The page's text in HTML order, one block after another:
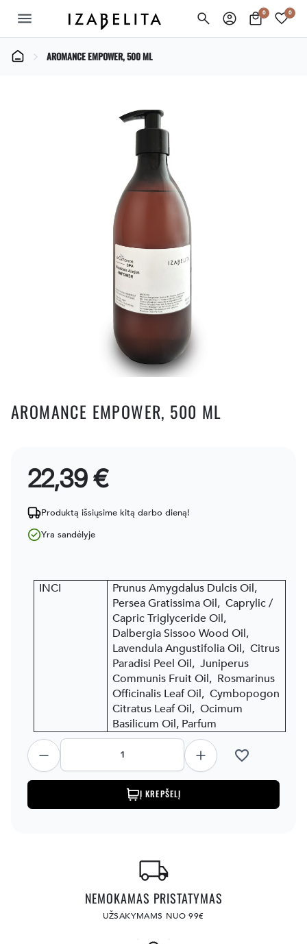
menu 0 0
AROMANCE EMPOWER, 500 ML
AROMANCE EMPOWER, 500 ML
22,39 €
Produktą išsiųsime kitą darbo dieną!
Yra sandėlyje
INCI
Prunus Amygdalus Dulcis Oil,
Persea Gratissima Oil, Caprylic /
Capric Triglyceride Oil,
Dalbergia Sissoo Wood Oil,
Lavendula Angustifolia Oil, Citrus
Paradisi Peel Oil, Juniperus
Communis Fruit Oil, Rosmarinus
Officinalis Leaf Oil, Cymbopogon
Citratus Leaf Oil, Ocimum
Basilicum Oil, Parfum
favorite_border
Į KREPŠELĮ
NEMOKAMAS PRISTATYMAS
UŽSAKYMAMS NUO 99€